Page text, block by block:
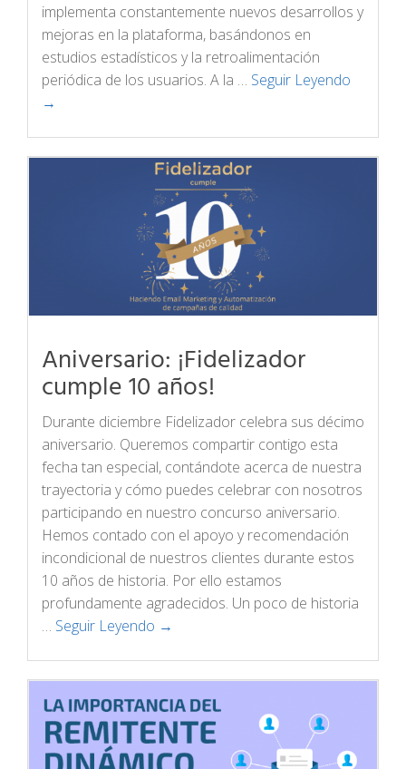
implementa constantemente nuevos desarrollos y
mejoras en la plataforma, basándonos en
estudios estadísticos y la retroalimentación
periódica de los usuarios. A la … Seguir Leyendo
→
Aniversario: ¡Fidelizador
cumple 10 años!
Durante diciembre Fidelizador celebra sus décimo
aniversario. Queremos compartir contigo esta
fecha tan especial, contándote acerca de nuestra
trayectoria y cómo puedes celebrar con nosotros
participando en nuestro concurso aniversario.
Hemos contado con el apoyo y recomendación
incondicional de nuestros clientes durante estos
10 años de historia. Por ello estamos
profundamente agradecidos. Un poco de historia
… Seguir Leyendo →